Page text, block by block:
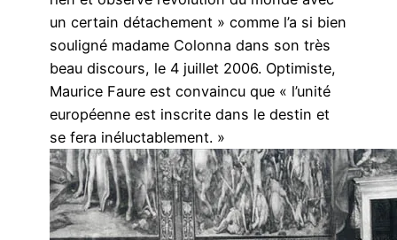
un certain détachement » comme l’a si bien
souligné madame Colonna dans son très
beau discours, le 4 juillet 2006. Optimiste,
Maurice Faure est convaincu que « l’unité
européenne est inscrite dans le destin et
se fera inéluctablement. »